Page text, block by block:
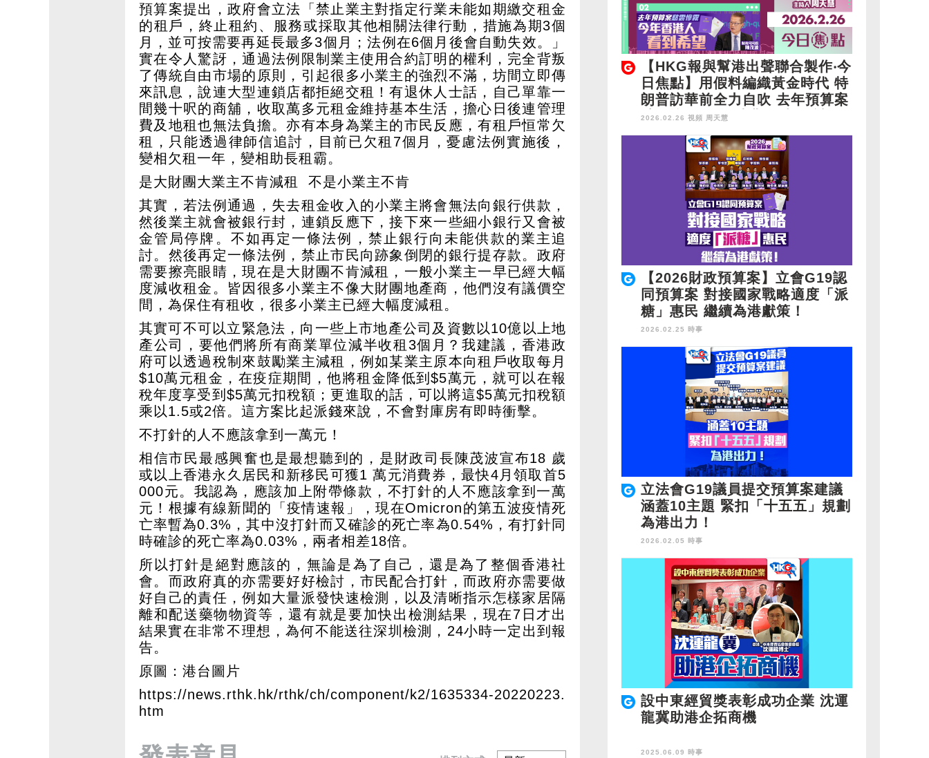
預算案提出，政府會立法「禁止業主對指定行業未能如期繳交租金
的租戶，終止租約、服務或採取其他相關法律行動，措施為期3個
月，並可按需要再延長最多3個月；法例在6個月後會自動失效。」
實在令人驚訝，通過法例限制業主使用合約訂明的權利，完全背叛
了傳統自由市場的原則，引起很多小業主的強烈不滿，坊間立即傳
來訊息，說連大型連鎖店都拒絕交租！有退休人士話，自己單靠一
間幾十呎的商舖，收取萬多元租金維持基本生活，擔心日後連管理
費及地租也無法負擔。亦有本身為業主的市民反應，有租戶恒常欠
租，只能透過律師信追討，目前已欠租7個月，憂慮法例實施後，
變相欠租一年，變相助長租霸。
是大財團大業主不肯減租 不是小業主不肯
其實，若法例通過，失去租金收入的小業主將會無法向銀行供款，
然後業主就會被銀行封，連鎖反應下，接下來一些細小銀行又會被
金管局停牌。不如再定一條法例，禁止銀行向未能供款的業主追
討。然後再定一條法例，禁止市民向跡象倒閉的銀行提存款。政府
需要擦亮眼睛，現在是大財團不肯減租，一般小業主一早已經大幅
度減收租金。皆因很多小業主不像大財團地產商，他們沒有議價空
間，為保住有租收，很多小業主已經大幅度減租。
其實可不可以立緊急法，向一些上市地產公司及資數以10億以上地
產公司，要他們將所有商業單位減半收租3個月？我建議，香港政
府可以透過稅制來鼓勵業主減租，例如某業主原本向租戶收取每月
$10萬元租金，在疫症期間，他將租金降低到$5萬元，就可以在報
稅年度享受到$5萬元扣稅額；更進取的話，可以將這$5萬元扣稅額
乘以1.5或2倍。這方案比起派錢來說，不會對庫房有即時衝擊。
不打針的人不應該拿到一萬元！
相信市民最感興奮也是最想聽到的，是財政司長陳茂波宣布18 歲
或以上香港永久居民和新移民可獲1 萬元消費券，最快4月領取首5
000元。我認為，應該加上附帶條款，不打針的人不應該拿到一萬
元！根據有線新聞的「疫情速報」，現在Omicron的第五波疫情死
亡率暫為0.3%，其中沒打針而又確診的死亡率為0.54%，有打針同
時確診的死亡率為0.03%，兩者相差18倍。
所以打針是絕對應該的，無論是為了自己，還是為了整個香港社
會。而政府真的亦需要好好檢討，市民配合打針，而政府亦需要做
好自己的責任，例如大量派發快速檢測，以及清晰指示怎樣家居隔
離和配送藥物物資等，還有就是要加快出檢測結果，現在7日才出
結果實在非常不理想，為何不能送往深圳檢測，24小時一定出到報
告。
原圖：港台圖片
https://news.rthk.hk/rthk/ch/component/k2/1635334-20220223.
htm
【HKG報與幫港出聲聯合製作‧今
日焦點】用假料編織黃金時代 特
朗普訪華前全力自吹 去年預算案
愁雲慘霧 今年香港人看到希望
2026.02.26 視頻 周天慧
【2026財政預算案】立會G19認
同預算案 對接國家戰略適度「派
糖」惠民 繼續為港獻策！
2026.02.25 時事
立法會G19議員提交預算案建議
涵蓋10主題 緊扣「十五五」規劃
為港出力！
2026.02.05 時事
設中東經貿獎表彰成功企業 沈運
龍冀助港企拓商機
2025.06.09 時事